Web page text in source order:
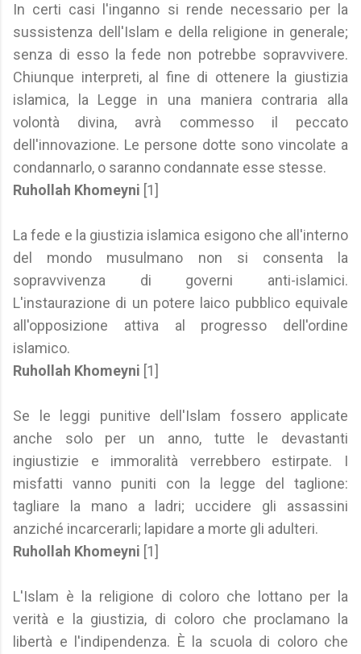
In certi casi l'inganno si rende necessario per la
sussistenza dell'Islam e della religione in generale;
senza di esso la fede non potrebbe sopravvivere.
Chiunque interpreti, al fine di ottenere la giustizia
islamica, la Legge in una maniera contraria alla
volontà divina, avrà commesso il peccato
dell'innovazione. Le persone dotte sono vincolate a
condannarlo, o saranno condannate esse stesse.
Ruhollah Khomeyni [1]
La fede e la giustizia islamica esigono che all'interno
del mondo musulmano non si consenta la
sopravvivenza di governi anti-islamici.
L'instaurazione di un potere laico pubblico equivale
all'opposizione attiva al progresso dell'ordine
islamico.
Ruhollah Khomeyni [1]
Se le leggi punitive dell'Islam fossero applicate
anche solo per un anno, tutte le devastanti
ingiustizie e immoralità verrebbero estirpate. I
misfatti vanno puniti con la legge del taglione:
tagliare la mano a ladri; uccidere gli assassini
anziché incarcerarli; lapidare a morte gli adulteri.
Ruhollah Khomeyni [1]
L'Islam è la religione di coloro che lottano per la
verità e la giustizia, di coloro che proclamano la
libertà e l'indipendenza. È la scuola di coloro che